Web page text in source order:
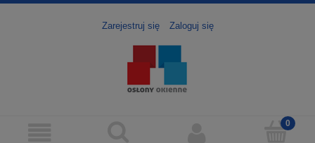
Zarejestruj się Zaloguj się